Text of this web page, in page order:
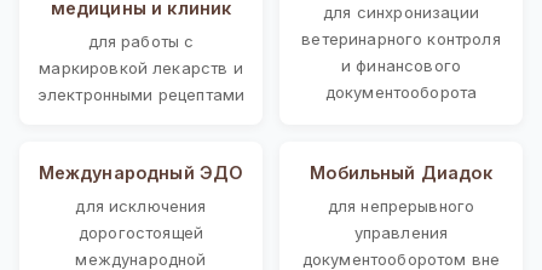
медицины и клиник
для работы с
маркировкой лекарств и
электронными рецептами
для синхронизации
ветеринарного контроля
и финансового
документооборота
Международный ЭДО
для исключения
дорогостоящей
международной
Мобильный Диадок
для непрерывного
управления
документооборотом вне